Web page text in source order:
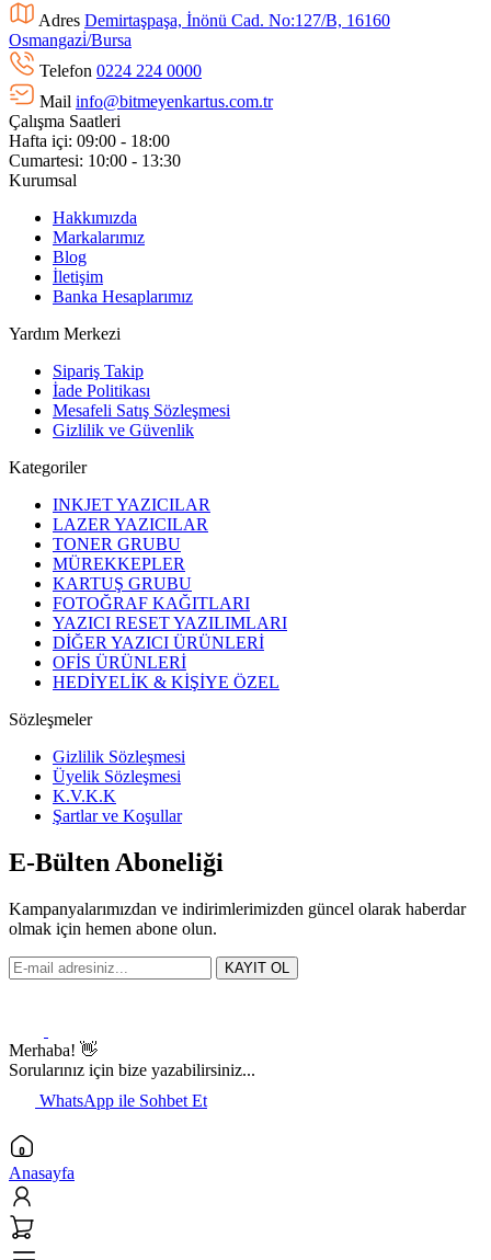
Adres Demirtaşpaşa, İnönü Cad. No:127/B, 16160
Osmangazi̇/Bursa
Telefon 0224 224 0000
Mail info@bitmeyenkartus.com.tr
Çalışma Saatleri
Hafta içi: 09:00 - 18:00
Cumartesi: 10:00 - 13:30
Kurumsal
Hakkımızda
Markalarımız
Blog
İletişim
Banka Hesaplarımız
Yardım Merkezi
Sipariş Takip
İade Politikası
Mesafeli Satış Sözleşmesi
Gizlilik ve Güvenlik
Kategoriler
INKJET YAZICILAR
LAZER YAZICILAR
TONER GRUBU
MÜREKKEPLER
KARTUŞ GRUBU
FOTOĞRAF KAĞITLARI
YAZICI RESET YAZILIMLARI
DİĞER YAZICI ÜRÜNLERİ
OFİS ÜRÜNLERİ
HEDİYELİK & KİŞİYE ÖZEL
Sözleşmeler
Gizlilik Sözleşmesi
Üyelik Sözleşmesi
K.V.K.K
Şartlar ve Koşullar
E-Bülten Aboneliği
Kampanyalarımızdan ve indirimlerimizden güncel olarak haberdar
olmak için hemen abone olun.
KAYIT OL
Merhaba! 👋
Sorularınız için bize yazabilirsiniz...
WhatsApp ile Sohbet Et
Anasayfa